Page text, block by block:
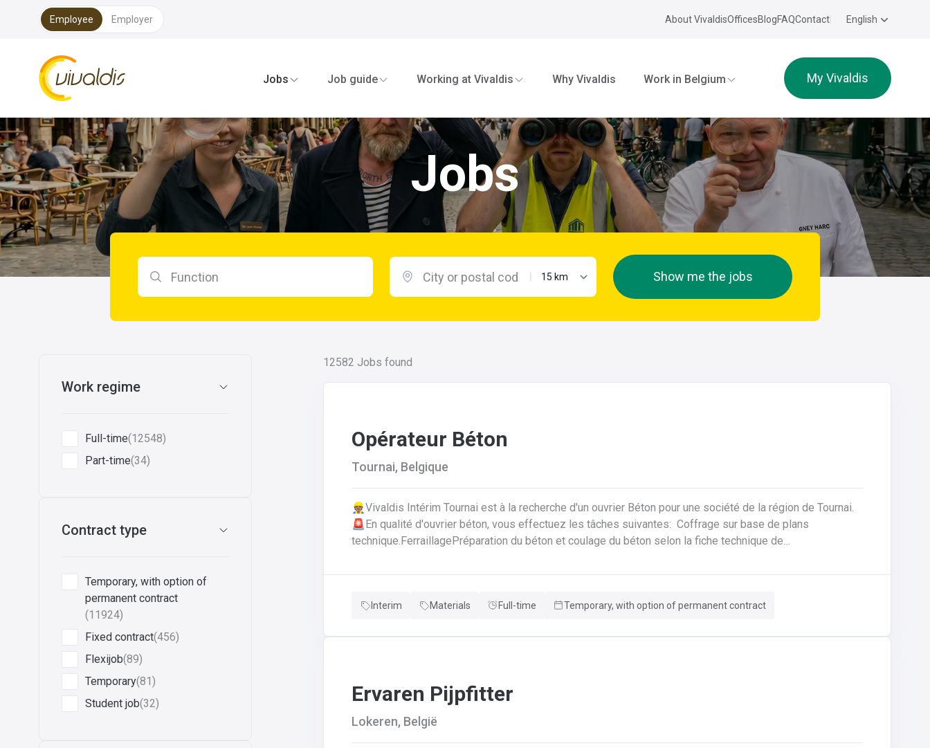
Employee Employer About VivaldisOfficesBlogFAQContact English
Vivaldis Interim
Jobs
Job guide Working at Vivaldis Why Vivaldis Work in Belgium My Vivaldis
Jobs
Search by function maximum distance Show me the jobs
Work regime
Full-time(12548)
Part-time(34)
Contract type
Temporary, with option of
permanent contract
(11924)
Fixed contract(456)
Flexijob(89)
Temporary(81)
Student job(32)
12582 Jobs found
Opérateur Béton
Tournai, Belgique
👷🏽Vivaldis Intérim Tournai est à la recherche d'un ouvrier Béton pour une société de la région de Tournai.
🚨En qualité d'ouvrier béton, vous effectuez les tâches suivantes: Coffrage sur base de plans
technique.FerraillagePréparation du béton et coulage du béton selon la fiche technique de
que des outils et de l'atelier.
Interim Materials Full-time Temporary, with option of permanent contract
Ervaren Pijpfitter
Lokeren, België